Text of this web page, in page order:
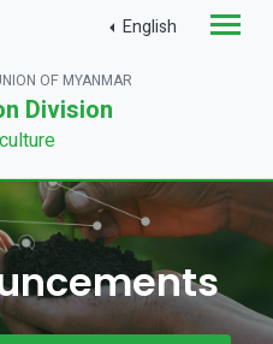
English
OF MYANMAR
Division